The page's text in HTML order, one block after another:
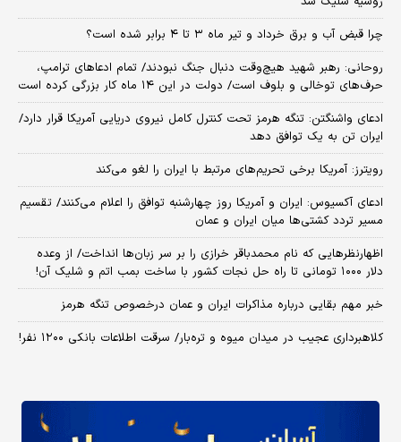
چرا قبض آب و برق خرداد و تیر ماه ۳ تا ۴ برابر شده است؟
روحانی: رهبر شهید هیچ‌وقت دنبال جنگ نبودند/ تمام ادعاهای ترامپ،
حرف‌های توخالی و بلوف است/ دولت در این ۱۴ ماه کار بزرگی کرده است
ادعای واشنگتن: تنگه هرمز تحت کنترل کامل نیروی دریایی آمریکا قرار دارد/
ایران تن به یک توافق دهد
رویترز: آمریکا برخی تحریم‌های مرتبط با ایران را لغو می‌کند
ادعای آکسیوس: ایران و آمریکا روز چهارشنبه توافق را اعلام می‌کنند/ تقسیم
مسیر تردد کشتی‌ها میان ایران و عمان
اظهارنظرهایی که نام محمدباقر خرازی را بر سر زبان‌ها انداخت/ از وعده
دلار ۱۰۰۰ تومانی تا راه حل نجات کشور با ساخت بمب اتم و شلیک آن!
خبر مهم بقایی درباره مذاکرات ایران و عمان درخصوص تنگه هرمز
کلاهبرداری عجیب در میدان میوه و تره‌بار/ سرقت اطلاعات بانکی ۱۲۰۰ نفر!